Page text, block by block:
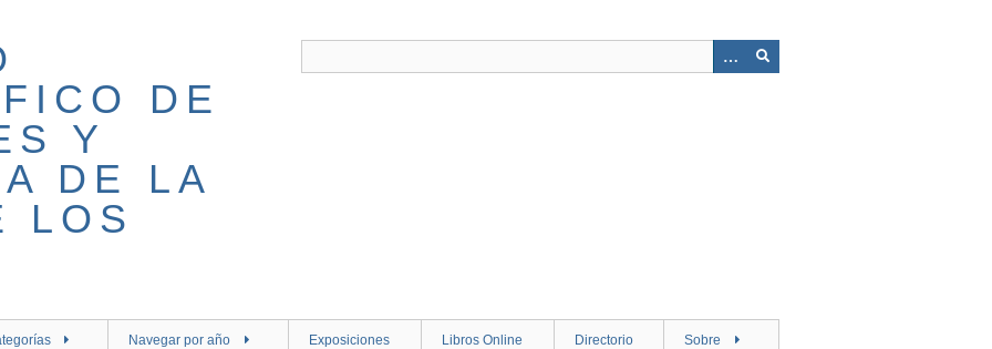
Navegar por año Exposiciones Libros Online Directorio Sobre